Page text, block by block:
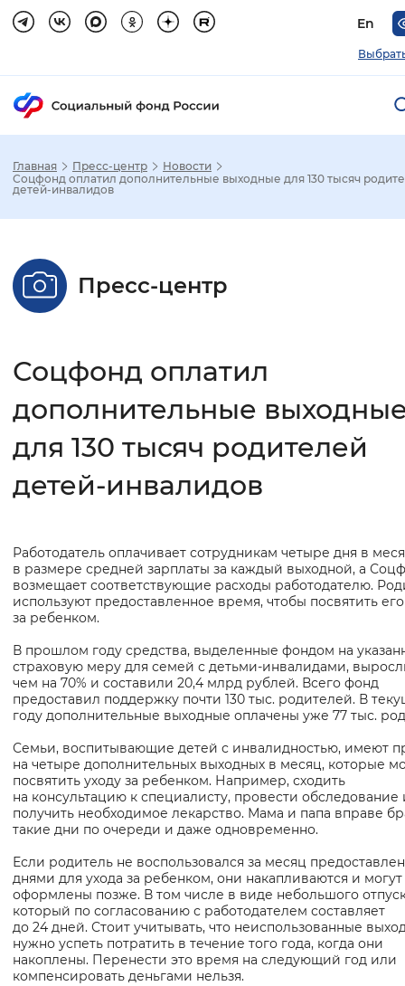
En
Настройка режима отображения
Стандартный
Интервал между буквами
Нормальный
Монохромный Инверсивный
Синий фон
Изображения
Включены Выключены
Звуковой ассистент
Воспроизвести Остановить
Вернуть стандартные настройки
Главная Пресс-центр
Новости
Соцфонд оплатил дополнительные выходные для 130 тысяч
детей-инвалидов
Пресс-центр
Соцфонд оплатил
дополнительные
для 130 тысяч родителей
детей-инвалидов
Основная
информация
Работодатель оплачивает сотрудникам четыре дня в
в размере средней зарплаты за каждый выходной, а
возмещает соответствующие расходы работодателю.
используют предоставленное время, чтобы посвятить
за ребенком.
В прошлом году средства, выделенные фондом на
страховую меру для семей с детьми-инвалидами,
чем на 70% и составили 20,4 млрд рублей. Всего фонд
предоставил поддержку почти 130 тыс. родителей. В
году дополнительные выходные оплачены уже 77 тыс.
Семьи, воспитывающие детей с инвалидностью, имеют
на четыре дополнительных выходных в месяц, которые
посвятить уходу за ребенком. Например, сходить
на консультацию к специалисту, провести обследование
получить необходимое лекарство. Мама и папа вправе
такие дни по очереди и даже одновременно.
Если родитель не воспользовался за месяц
днями для ухода за ребенком, они накапливаются и
оформлены позже. В том числе в виде небольшого
который по согласованию с работодателем составляет
до 24 дней. Стоит учитывать, что неиспользованные
нужно успеть потратить в течение того года, когда они
накоплены. Перенести это время на следующий год или
компенсировать деньгами нельзя.